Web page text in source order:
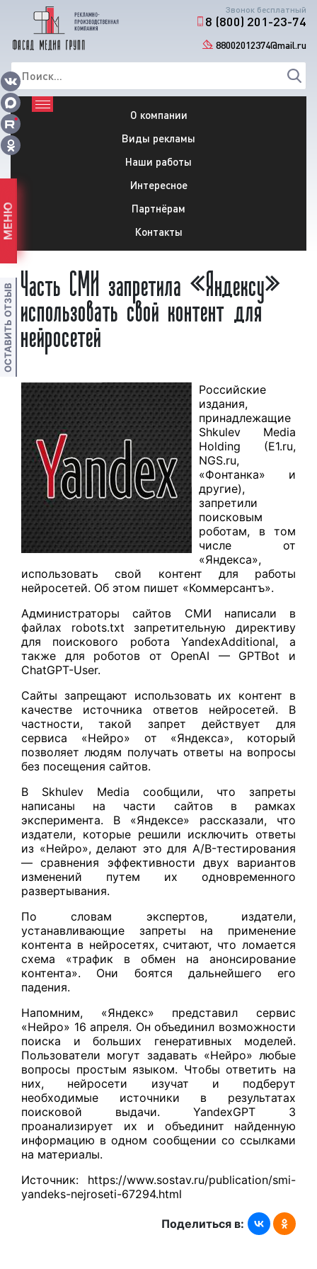
Звонок бесплатный
8 (800) 201-23-74
88002012374@mail.ru
О компании
Виды рекламы
Наши работы
Интересное
Партнёрам
Контакты
Часть СМИ запретила «Яндексу»
использовать свой контент для
нейросетей
Российские
издания,
принадлежащие
Shkulev Media
Holding (E1.ru,
NGS.ru,
«Фонтанка» и
другие),
запретили
поисковым
роботам, в том
числе от
«Яндекса»,
использовать свой контент для работы
нейросетей. Об этом пишет «Коммерсантъ».
Администраторы сайтов СМИ написали в
файлах robots.txt запретительную директиву
для поискового робота YandexAdditional, а
также для роботов от OpenAI — GPTBot и
ChatGPT-User.
Сайты запрещают использовать их контент в
качестве источника ответов нейросетей. В
частности, такой запрет действует для
сервиса «Нейро» от «Яндекса», который
позволяет людям получать ответы на вопросы
без посещения сайтов.
В Skhulev Media сообщили, что запреты
написаны на части сайтов в рамках
эксперимента. В «Яндексе» рассказали, что
издатели, которые решили исключить ответы
из «Нейро», делают это для A/B-тестирования
— сравнения эффективности двух вариантов
изменений путем их одновременного
развертывания.
По словам экспертов, издатели,
устанавливающие запреты на применение
контента в нейросетях, считают, что ломается
схема «трафик в обмен на анонсирование
контента». Они боятся дальнейшего его
падения.
Напомним, «Яндекс» представил сервис
«Нейро» 16 апреля. Он объединил возможности
поиска и больших генеративных моделей.
Пользователи могут задавать «Нейро» любые
вопросы простым языком. Чтобы ответить на
них, нейросети изучат и подберут
необходимые источники в результатах
поисковой выдачи. YandexGPT 3
проанализирует их и объединит найденную
информацию в одном сообщении со ссылками
на материалы.
Источник: https://www.sostav.ru/publication/smi-
yandeks-nejroseti-67294.html
Поделиться в:
МЕНЮ
ОСТАВИТЬ ОТЗЫВ